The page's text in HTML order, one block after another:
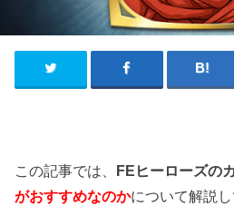
この記事では、 FEヒーローズの
がおすすめなのかについて解説し